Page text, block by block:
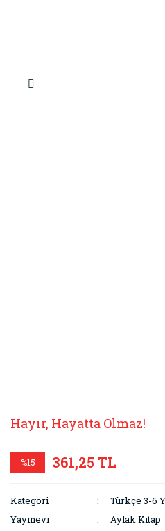
Hayır, Hayatta Olmaz!
%15 361,25 TL
Kategori Türkçe 3-6
Yayınevi
Aylak Kitap